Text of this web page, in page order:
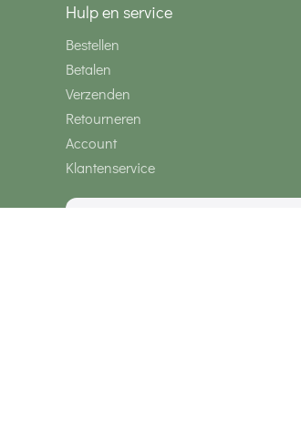
Hulp en service
Bestellen
Betalen
Verzenden
Retourneren
Account
Klantenservice